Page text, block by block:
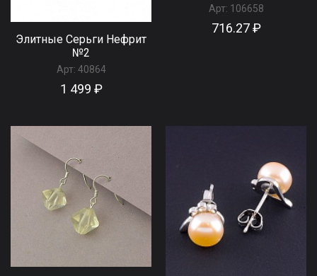
Элитные Серьги Нефрит
№2
Арт: 40864
1 499 ₽
Арт: 106658
716.27 ₽